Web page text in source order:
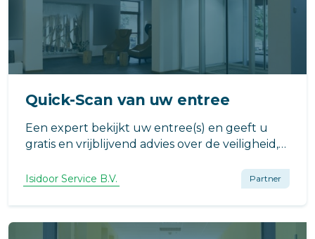
Quick-Scan van uw entree
Een expert bekijkt uw entree(s) en geeft u
gratis en vrijblijvend advies over de veiligheid,
appartementengebouw.
Isidoor Service B.V. Partner